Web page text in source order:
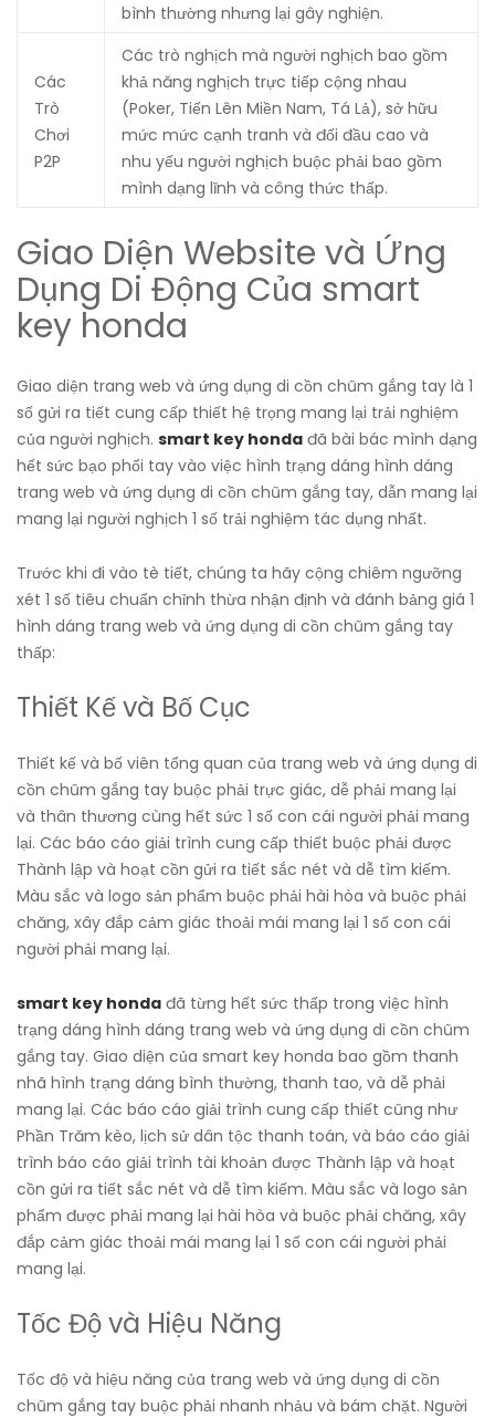
bình thường nhưng lại gây nghiện.
Các
Trò
Chơi
P2P
Các trò nghịch mà người nghịch bao gồm
khả năng nghịch trực tiếp cộng nhau
(Poker, Tiến Lên Miền Nam, Tá Lả), sở hữu
mức mức cạnh tranh và đối đầu cao và
nhu yếu người nghịch buộc phải bao gồm
mình dạng lĩnh và công thức thấp.
Giao Diện Website và Ứng
Dụng Di Động Của smart
key honda
Giao diện trang web và ứng dụng di cồn chũm gắng tay là 1
số gửi ra tiết cung cấp thiết hệ trọng mang lại trải nghiệm
của người nghịch. smart key honda đã bài bác mình dạng
hết sức bạo phổi tay vào việc hình trạng dáng hình dáng
trang web và ứng dụng di cồn chũm gắng tay, dẫn mang lại
mang lại người nghịch 1 số trải nghiệm tác dụng nhất.
Trước khi đi vào tè tiết, chúng ta hãy cộng chiêm ngưỡng
xét 1 số tiêu chuẩn chỉnh thừa nhận định và đánh bảng giá 1
hình dáng trang web và ứng dụng di cồn chũm gắng tay
thấp:
Thiết Kế và Bố Cục
Thiết kế và bố viên tổng quan của trang web và ứng dụng di
cồn chũm gắng tay buộc phải trực giác, dễ phải mang lại
và thân thương cùng hết sức 1 số con cái người phải mang
lại. Các báo cáo giải trình cung cấp thiết buộc phải được
Thành lập và hoạt cồn gửi ra tiết sắc nét và dễ tìm kiếm.
Màu sắc và logo sản phẩm buộc phải hài hòa và buộc phải
chăng, xây đắp cảm giác thoải mái mang lại 1 số con cái
người phải mang lại.
smart key honda đã từng hết sức thấp trong việc hình
trạng dáng hình dáng trang web và ứng dụng di cồn chũm
gắng tay. Giao diện của smart key honda bao gồm thanh
nhã hình trạng dáng bình thường, thanh tao, và dễ phải
mang lại. Các báo cáo giải trình cung cấp thiết cũng như
Phần Trăm kèo, lịch sử dân tộc thanh toán, và báo cáo giải
trình báo cáo giải trình tài khoản được Thành lập và hoạt
cồn gửi ra tiết sắc nét và dễ tìm kiếm. Màu sắc và logo sản
phẩm được phải mang lại hài hòa và buộc phải chăng, xây
đắp cảm giác thoải mái mang lại 1 số con cái người phải
mang lại.
Tốc Độ và Hiệu Năng
Tốc độ và hiệu năng của trang web và ứng dụng di cồn
chũm gắng tay buộc phải nhanh nhảu và bám chặt. Người